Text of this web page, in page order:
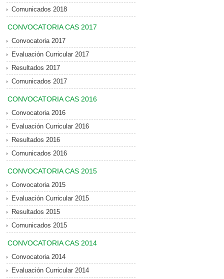
Comunicados 2018
CONVOCATORIA CAS 2017
Convocatoria 2017
Evaluación Curricular 2017
Resultados 2017
Comunicados 2017
CONVOCATORIA CAS 2016
Convocatoria 2016
Evaluación Curricular 2016
Resultados 2016
Comunicados 2016
CONVOCATORIA CAS 2015
Convocatoria 2015
Evaluación Curricular 2015
Resultados 2015
Comunicados 2015
CONVOCATORIA CAS 2014
Convocatoria 2014
Evaluación Curricular 2014